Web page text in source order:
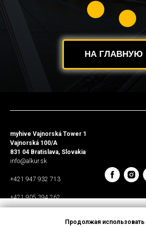
НА ГЛАВНУЮ
používa súbory
This website uses
Продолжая использовать
myhive Vajnorská Tower 1
Vajnorská 100/A
831 04 Bratislava, Slovakia
info@alkur.sk
+421 947 932 713
+421 905 394 262